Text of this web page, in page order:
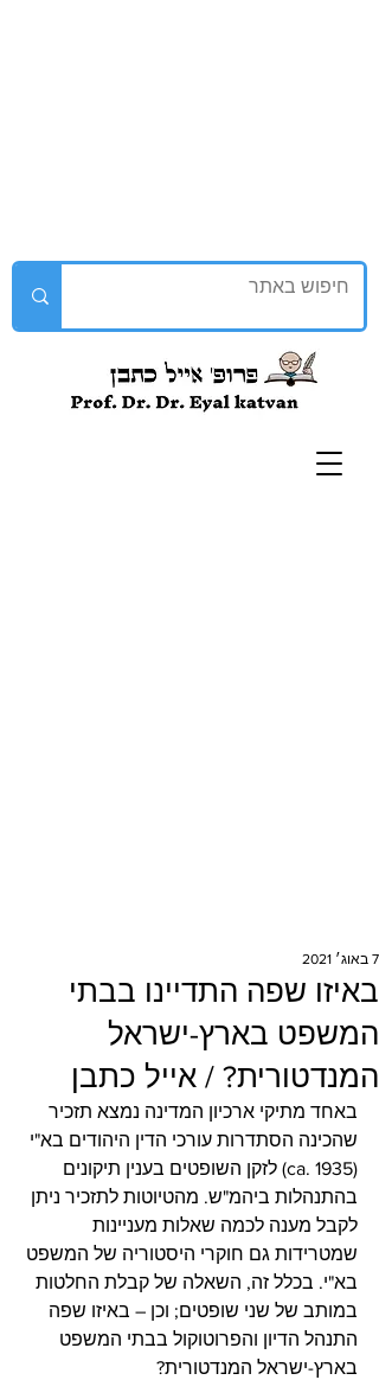
באיזו שפה התדיינו בבתי
המשפט בארץ-ישראל
המנדטורית? / אייל כתבן
7 באוג׳ 2021
באחד מתיקי ארכיון המדינה נמצא תזכיר
שהכינה הסתדרות עורכי הדין היהודים בא"י
(ca. 1935) לזקן השופטים בענין תיקונים
בהתנהלות ביהמ"ש. מהטיוטות לתזכיר ניתן
לקבל מענה לכמה שאלות מעניינות
שמטרידות גם חוקרי היסטוריה של המשפט
בא"י. בכלל זה, השאלה של קבלת החלטות
במותב של שני שופטים; וכן – באיזו שפה
התנהל הדיון והפרוטוקול בבתי המשפט
בארץ-ישראל המנדטורית?